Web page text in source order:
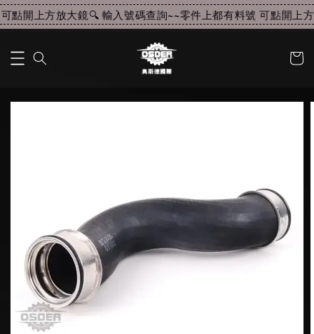
點開上方放大鏡🔍 輸入號碼查詢~~零件上都有料號 可點開上方